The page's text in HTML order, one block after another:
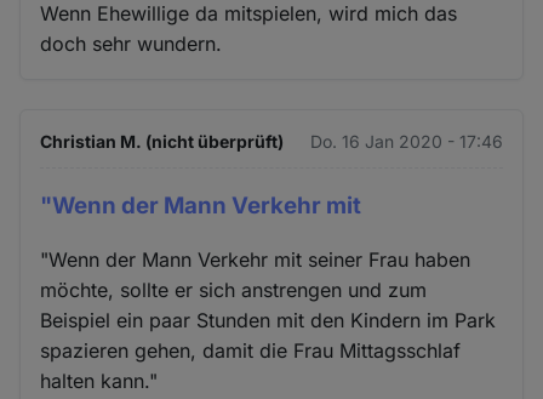
Wenn Ehewillige da mitspielen, wird mich das
doch sehr wundern.
Christian M. (nicht überprüft) Do. 16 Jan 2020 - 17:46
"Wenn der Mann Verkehr mit
"Wenn der Mann Verkehr mit seiner Frau haben
möchte, sollte er sich anstrengen und zum
Beispiel ein paar Stunden mit den Kindern im Park
spazieren gehen, damit die Frau Mittagsschlaf
halten kann."